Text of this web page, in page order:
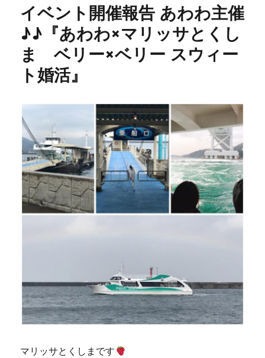
ー
イベント開催報告 あわわ主催
♪♪『あわわ×マリッサとくし
ま ベリー×ベリー スウィー
ト婚活』
マリッサとくしまです